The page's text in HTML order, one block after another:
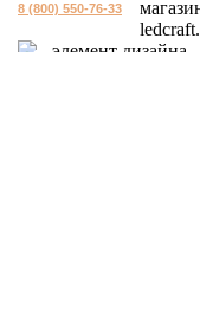
8 (800) 550-76-33